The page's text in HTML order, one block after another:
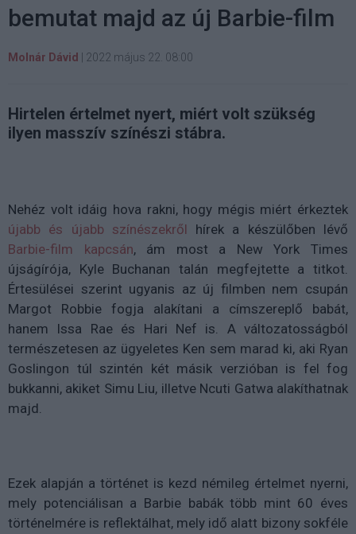
bemutat majd az új Barbie-film
Molnár Dávid 2022 május 22. 08:00
Hirtelen értelmet nyert, miért volt szükség
ilyen masszív színészi stábra.
Nehéz volt idáig hova rakni, hogy mégis miért érkeztek
újabb és újabb színészekről hírek a készülőben lévő
Barbie-film kapcsán, ám most a New York Times
újságírója, Kyle Buchanan talán megfejtette a titkot.
Értesülései szerint ugyanis az új filmben nem csupán
Margot Robbie fogja alakítani a címszereplő babát,
hanem Issa Rae és Hari Nef is. A változatosságból
természetesen az ügyeletes Ken sem marad ki, aki Ryan
Goslingon túl szintén két másik verzióban is fel fog
bukkanni, akiket Simu Liu, illetve Ncuti Gatwa alakíthatnak
majd.
Ezek alapján a történet is kezd némileg értelmet nyerni,
mely potenciálisan a Barbie babák több mint 60 éves
történelmére is reflektálhat, mely idő alatt bizony sokféle